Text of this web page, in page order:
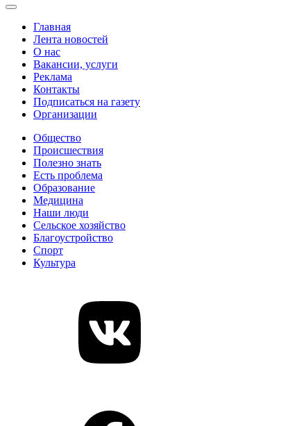
Главная
Лента новостей
О нас
Вакансии, услуги
Реклама
Контакты
Подписаться на газету
Организации
Общество
Происшествия
Полезно знать
Есть проблема
Образование
Медицина
Наши люди
Сельское хозяйство
Благоустройство
Спорт
Культура